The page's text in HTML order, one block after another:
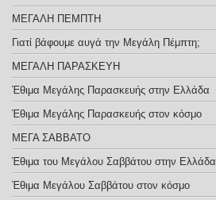
ΜΕΓΑΛΗ ΠΕΜΠΤΗ
Γιατί βάφουμε αυγά την Μεγάλη Πέμπτη;
ΜΕΓΑΛΗ ΠΑΡΑΣΚΕΥΗ
Έθιμα Μεγάλης Παρασκευής στην Ελλάδα
Έθιμα Μεγάλης Παρασκευής στον κόσμο
ΜΕΓΑ ΣΑΒΒΑΤΟ
Έθιμα του Μεγάλου Σαββάτου στην Ελλάδα
Έθιμα Μεγάλου Σαββάτου στον κόσμο